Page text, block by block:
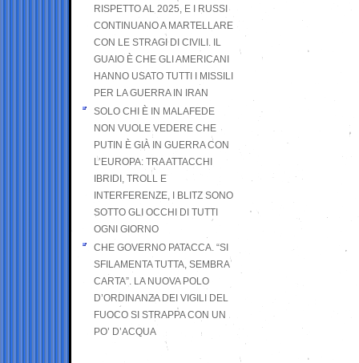
RISPETTO AL 2025, E I RUSSI
CONTINUANO A MARTELLARE
CON LE STRAGI DI CIVILI. IL
GUAIO È CHE GLI AMERICANI
HANNO USATO TUTTI I MISSILI
PER LA GUERRA IN IRAN
SOLO CHI È IN MALAFEDE
NON VUOLE VEDERE CHE
PUTIN È GIÀ IN GUERRA CON
L’EUROPA: TRA ATTACCHI
IBRIDI, TROLL E
INTERFERENZE, I BLITZ SONO
SOTTO GLI OCCHI DI TUTTI
OGNI GIORNO
CHE GOVERNO PATACCA. “SI
SFILAMENTA TUTTA, SEMBRA
CARTA”. LA NUOVA POLO
D’ORDINANZA DEI VIGILI DEL
FUOCO SI STRAPPA CON UN
PO’ D’ACQUA